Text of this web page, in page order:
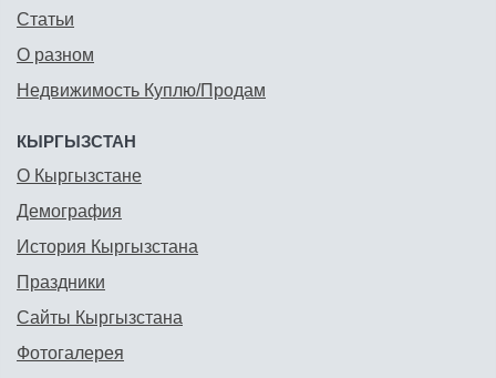
Статьи
О разном
Недвижимость Куплю/Продам
КЫРГЫЗСТАН
О Кыргызстане
Демография
История Кыргызстана
Праздники
Сайты Кыргызстана
Фотогалерея